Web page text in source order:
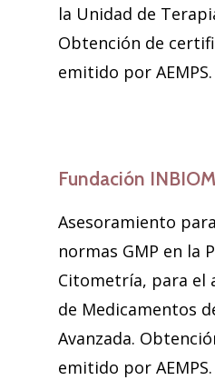
la Unidad de
Obtención de
emitido por AEMPS.
Fundación
Asesoramiento
normas GMP en la
Citometría, para el
de Medicamentos
Avanzada.
emitido por AEMPS.